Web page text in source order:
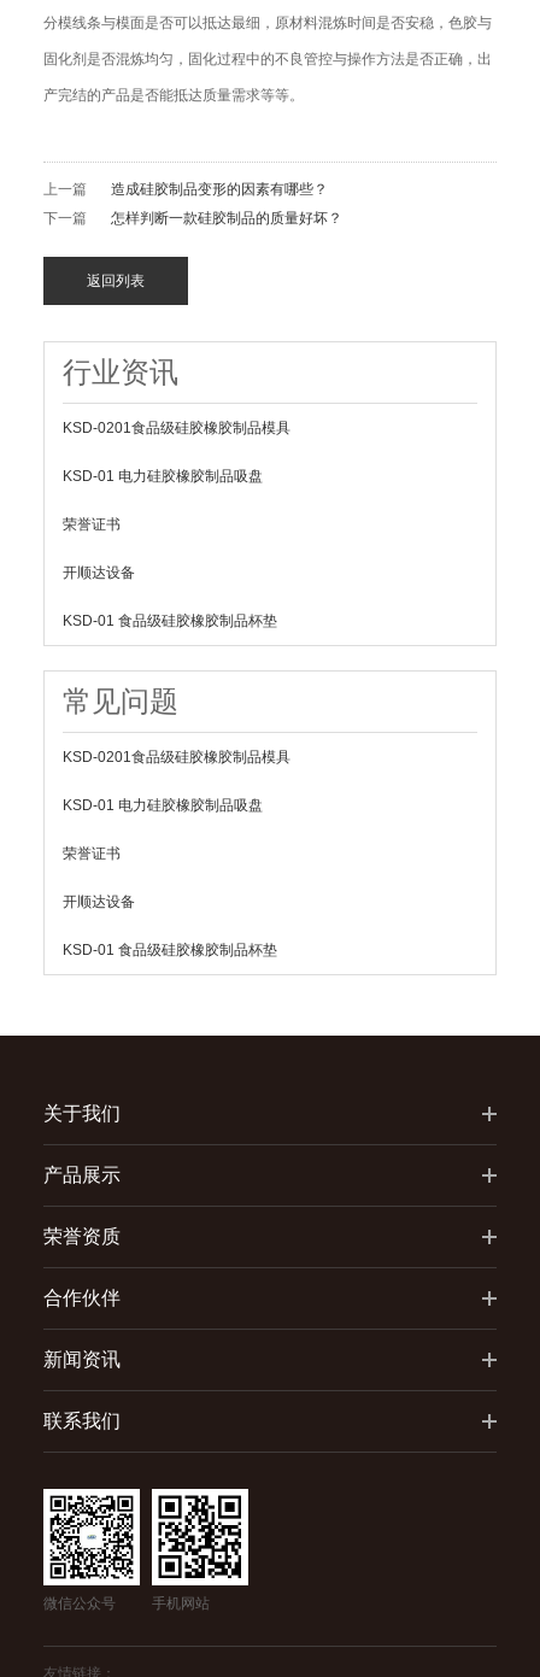
分模线条与模面是否可以抵达最细，原材料混炼时间是否安稳，色胶与
固化剂是否混炼均匀，固化过程中的不良管控与操作方法是否正确，出
产完结的产品是否能抵达质量需求等等。
上一篇
造成硅胶制品变形的因素有哪些？
下一篇
怎样判断一款硅胶制品的质量好坏？
返回列表
行业资讯
KSD-0201食品级硅胶橡胶制品模具
KSD-01 电力硅胶橡胶制品吸盘
荣誉证书
开顺达设备
KSD-01 食品级硅胶橡胶制品杯垫
常见问题
KSD-0201食品级硅胶橡胶制品模具
KSD-01 电力硅胶橡胶制品吸盘
荣誉证书
开顺达设备
KSD-01 食品级硅胶橡胶制品杯垫
关于我们
产品展示
荣誉资质
合作伙伴
新闻资讯
联系我们
微信公众号 手机网站
友情链接：